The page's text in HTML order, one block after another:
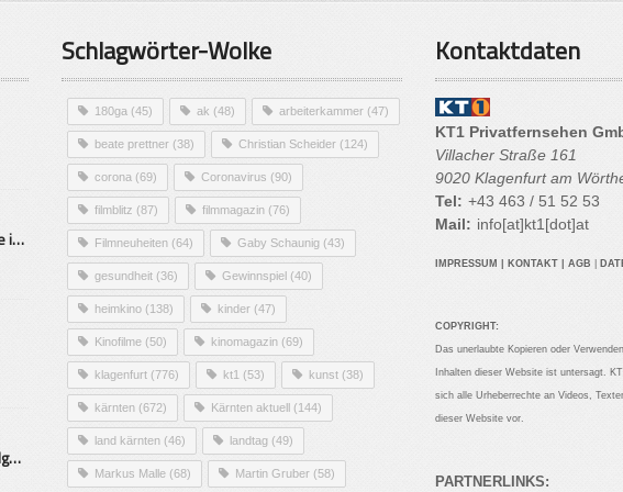
Alarmierende Selbstmordrate in Kärnten
Mittelstand – Fit fürs Land Folge 9- Konditor
Schlagwörter-Wolke
180ga (45) ak (48) arbeiterkammer (47)
beate prettner (38) Christian Scheider (124)
corona (69) Coronavirus (90)
filmblitz (87) filmmagazin (76)
Filmneuheiten (64) Gaby Schaunig (43)
gesundheit (36) Gewinnspiel (40)
heimkino (138) kinder (47)
Kinofilme (50) kinomagazin (69)
klagenfurt (776) kt1 (53) kunst (38)
kärnten (672) Kärnten aktuell (144)
land kärnten (46) landtag (49)
Markus Malle (68) Martin Gruber (58)
Kontaktdaten
KT1 Privatfernsehen
Villacher Straße 161
9020 Klagenfurt am
Tel: +43 463 / 51 52 53
Mail: info[at]kt1[dot]at
IMPRESSUM KONTAKT AGB
COPYRIGHT:
Das unerlaubte Kopieren oder
Inhalten dieser Website ist untersagt.
sich alle Urheberrechte an Videos,
dieser Website vor.
PARTNERLINKS: